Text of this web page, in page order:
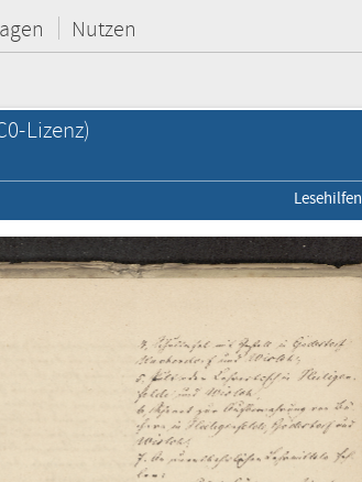
Nutzen
Lizenz)
Lesehilfen